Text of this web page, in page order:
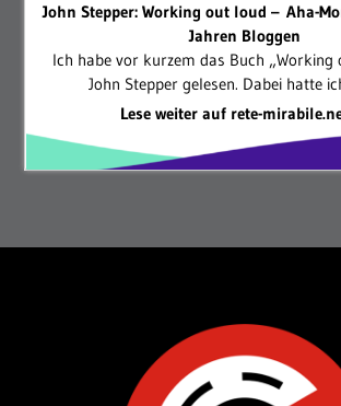
John Stepper: Working out loud – Aha-
Jahren Bloggen
Ich habe vor kurzem das Buch „Working
John Stepper gelesen. Dabei hatte
Lese weiter auf rete-